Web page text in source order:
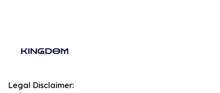
Legal Disclaimer: